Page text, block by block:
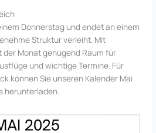
Donnerstag und endet an einem
Struktur verleiht. Mit
der Monat genügend Raum für
und wichtige Termine. Für
können Sie unseren Kalender Mai
herunterladen.